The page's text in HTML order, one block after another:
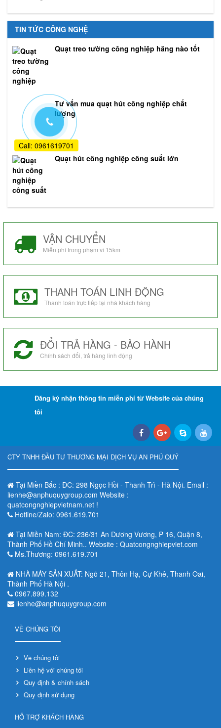
TIN TỨC CÔNG NGHỆ
Quạt treo tường công nghiệp hãng nào tốt
Tư vấn mua quạt hút công nghiệp chất
lượng
Quạt hút công nghiệp công suất lớn
VẬN CHUYỂN
Miễn phí trong phạm vi 15km
THANH TOÁN LINH ĐỘNG
Thanh toán trực tiếp tại nhà khách hàng
ĐỔI TRẢ HÀNG - BẢO HÀNH
Chính sách đổi, trả hàng linh động
Đăng ký nhận thông tin miễn phí từ Website của chúng
tôi
CTY TNHH ĐẦU TƯ THƯƠNG MẠI DỊCH VỤ AN PHÚ QUÝ
Tại Miền Bắc : ĐC: 298 Ngọc Hồi - Thanh Trì - Hà Nội. Email :
lienhe@anphuquygroup.com Website :
quatcongnghiepvietnam.net !
Hotline/Zalo: 0961.619.701
Tại Miền Nam: ĐC: 236/31 An Dương Vương, P 16, Quận 8,
Thành Phố Hồ Chí Minh.. Website : Quatcongnghiepviet.com
Ms.Thương: 0961.619.701
NHÀ MÁY SẢN XUẤT: Ngõ 21, Thôn Hạ, Cự Khê, Thanh Oai,
Thành Phố Hà Nội .
0967.899.132
lienhe@anphuquygroup.com
VỀ CHÚNG TÔI
Về chúng tôi
Liên hệ với chúng tôi
Quy định & chính sách
Quy định sử dụng
HỖ TRỢ KHÁCH HÀNG
Call: 0961619701